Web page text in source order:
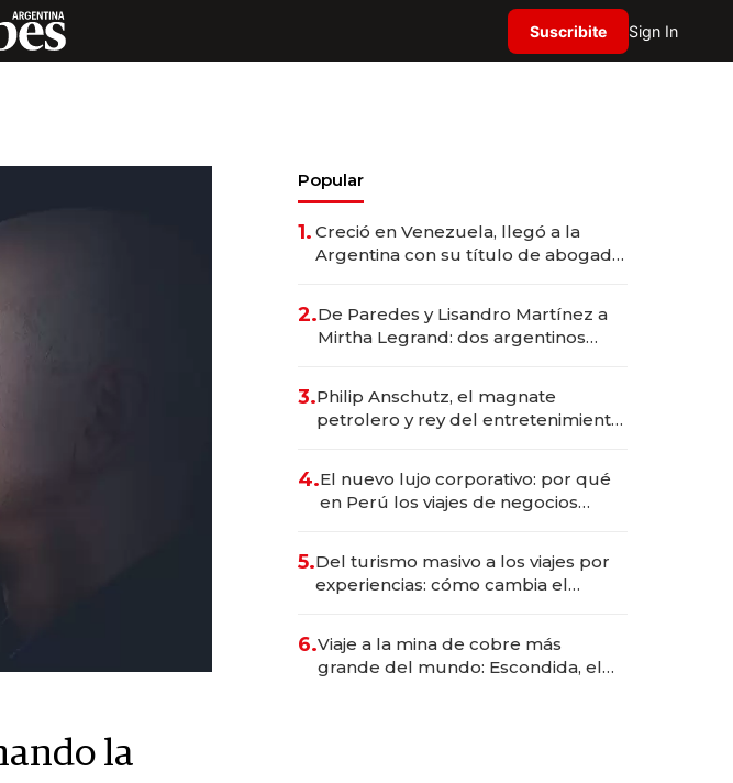
Suscribite Sign In
la
Popular
1. Creció en Venezuela, llegó a la
Argentina con su título de abogado
marcas "fast premium"
2.De Paredes y Lisandro Martínez a
Mirtha Legrand: dos argentinos
3.Philip Anschutz, el magnate
petrolero y rey del entretenimiento
4.El nuevo lujo corporativo: por qué
en Perú los viajes de negocios
transformadoras
5.Del turismo masivo a los viajes por
experiencias: cómo cambia el
6.Viaje a la mina de cobre más
grande del mundo: Escondida, el